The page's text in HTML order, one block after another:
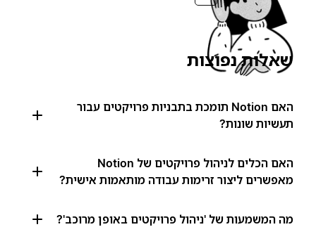
שאלות נפוצות
האם Notion תומכת בתבניות פרויקטים עבור
תעשיות שונות?
האם הכלים לניהול פרויקטים של Notion
מאפשרים ליצור זרימות עבודה מותאמות אישית?
מה המשמעות של 'ניהול פרויקטים באופן מרוכב'?